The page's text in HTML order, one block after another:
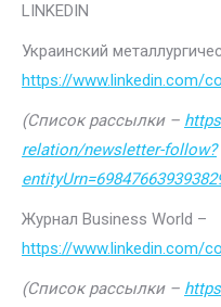
LINKEDIN
Украинский
https://www.linkedin.com/
(Список рассылки –
relation/newsletter-follow?
Журнал Business World –
https://www.linkedin.com/
(Список рассылки –